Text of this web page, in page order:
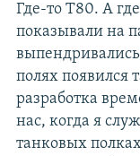
Где-то Т80. А
показывали на
полях появился
разработка
нас, когда я
танковых